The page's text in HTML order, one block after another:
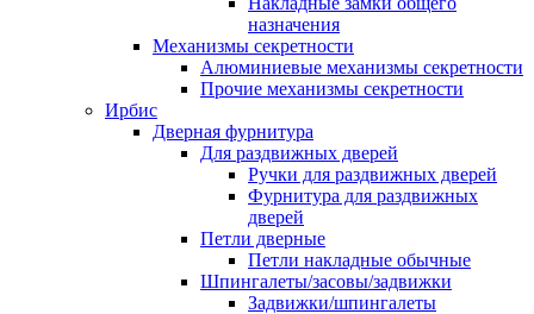
назначения
Механизмы секретности
Алюминиевые механизмы секретности
Прочие механизмы секретности
Ирбис
Дверная фурнитура
Для раздвижных дверей
Ручки для раздвижных дверей
Фурнитура для раздвижных
дверей
Петли дверные
Петли накладные обычные
Шпингалеты/засовы/задвижки
Задвижки/шпингалеты